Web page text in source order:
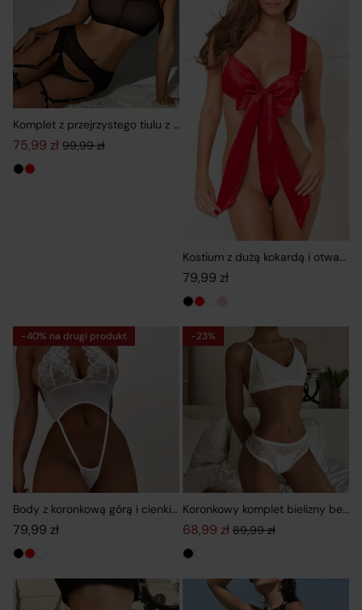
Komplet z przejrzystego tiulu z podwiązkami i kontrastowymi
99,99zł
Pierwotna cena wynosiła: 99,99 zł.
75,99 zł
Aktualna cena wynosi: 75,99 zł.
Kostium z dużą kokardą i
79,99 zł
-40% na drugi produkt
Body z koronkową górą i cienkimi paskami w talii
79,99 zł
-23%
Koronkowy komplet bielizny bez
89,99zł
Pierwotna cena wynosiła:
68,99 zł
Aktualna cena wynosi: 68,99